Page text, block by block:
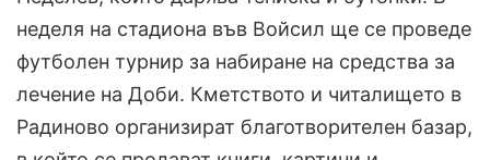
неделя на стадиона във Войсил ще се проведе
футболен турнир за набиране на средства за
лечение на Доби. Кметството и читалището в
Радиново организират благотворителен базар,